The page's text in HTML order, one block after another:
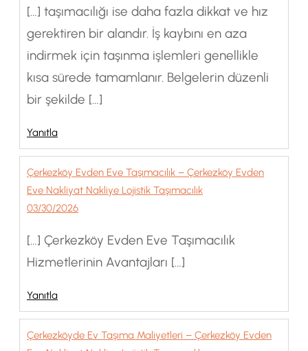
[…] taşımacılığı ise daha fazla dikkat ve hız
gerektiren bir alandır. İş kaybını en aza
indirmek için taşınma işlemleri genellikle
kısa sürede tamamlanır. Belgelerin düzenli
bir şekilde […]
Yanıtla
Çerkezköy Evden Eve Taşımacılık – Çerkezköy Evden
Eve Nakliyat Nakliye Lojistik Taşımacılık
03/30/2026
[…] Çerkezköy Evden Eve Taşımacılık
Hizmetlerinin Avantajları […]
Yanıtla
Çerkezköyde Ev Taşıma Maliyetleri – Çerkezköy Evden